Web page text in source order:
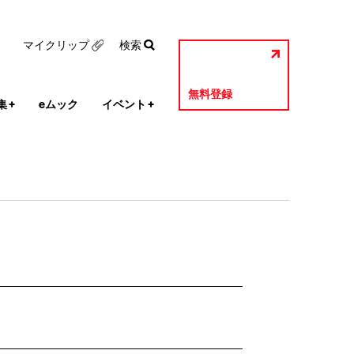
+ eムック イベント +
無料登録
マイクリップ 検索